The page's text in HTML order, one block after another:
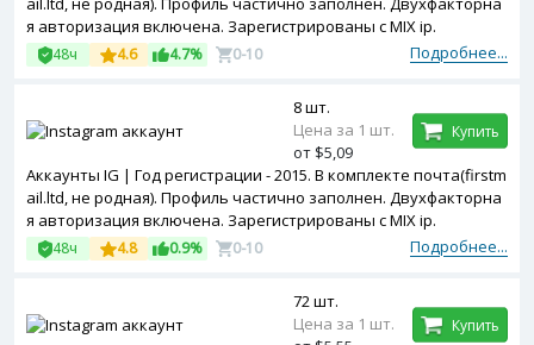
я авторизация включена. Зарегистрированы с MIX ip.
Подробнее...
48ч 4.6 4.7% 0-10
Аккаунты IG | Год регистрации - 2015. В комплекте почта(firstm
ail.ltd, не родная). Профиль частично заполнен. Двухфакторна
я авторизация включена. Зарегистрированы с MIX ip.
Подробнее...
48ч 4.8 0.9% 0-10
8 шт.
Цена за 1 шт.
от $5,09
Купить
72 шт.
Цена за 1 шт.
Купить